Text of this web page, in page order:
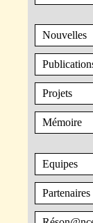
Nouvelles
Projets
Mémoire
Equipes
Partenaires